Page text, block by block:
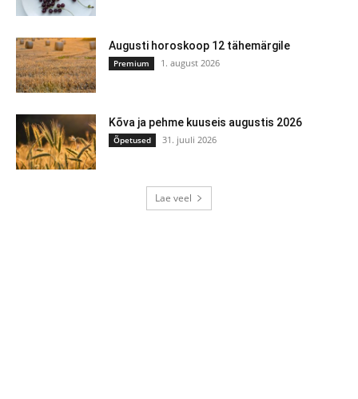
Augusti horoskoop 12 tähemärgile
Premium 1. august 2026
Kõva ja pehme kuuseis augustis 2026
Õpetused 31. juuli 2026
Lae veel